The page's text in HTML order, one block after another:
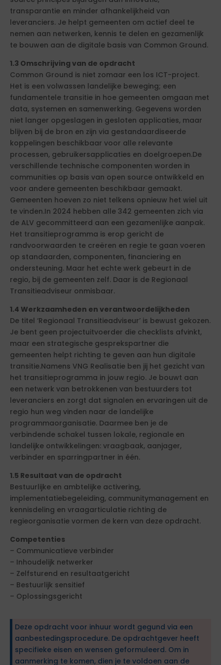
transparantie en minder afhankelijkheid van
leveranciers. Je helpt gemeenten om actief deel te
nemen aan netwerken, kennis te delen en gezamenlijk
te bouwen aan de digitale basis van Common Ground.
1.3 Omschrijving van de opdracht
Common Ground is niet zomaar een los ICT-project.
Het is een volwassen landelijke beweging; een
fundamentele transitie in hoe gemeenten omgaan met
data, systemen en samenwerking. Gegevens worden
niet langer opgeslagen in gesloten applicaties, maar
blijven bij de bron en zijn via gestandaardiseerde
koppelingen beschikbaar voor alle relevante
processen, gebruikersapplicaties en doelgroepen.De
verschillende technische componenten worden in
communities op basis van open source ontwikkeld en
voor andere gemeenten beschikbaar gemaakt.
Gemeenten hoeven zo niet telkens opnieuw het wiel uit
te vinden.In 2024 hebben alle 342 gemeenten zich via
de ALV gecommitteerd aan een gezamenlijke aanpak.
Het transitieprogramma is erop gericht de
randvoorwaarden te creëren en regie te gaan voeren
op standaarden, componenten, financiering en
ondersteuning. Maar het echte werk gebeurt in de
regio, bij de gemeenten zelf. Daar is de Regionaal
Transitieadviseur onmisbaar.
1.4 Werkzaamheden en verantwoordelijkheden
De titel ‘Regionaal Transitieadviseur’ is bewust gekozen.
Je bent geen projectuitvoerder die checklists afvinkt,
maar een strategische gesprekspartner die
gemeenten helpt richting te geven aan hun digitale
transitie.Namens VNG Realisatie ben jij het gezicht van
het transitieprogramma in jouw regio. Je bouwt aan
een netwerk van betrokkenen van bestuurders tot
leveranciers en zorgt dat signalen en ervaringen uit de
regio hun weg vinden naar de landelijke
programmaorganisatie. Daarmee ben je de
verbindende schakel tussen lokale, regionale en
landelijke ontwikkelingen: vraagbaak, aanjager,
verbinder en sparringpartner in één.
1.5 Resultaat van de opdracht
Bestuurlijke en ambtelijke activering,
implementatiebegeleiding, communitymanagement en
kennisdeling en vraagarticulatie richting de
regieorganisatie vormen de kern van deze opdracht.
Competenties
– Communicatieve verbinder
– Inhoudelijk netwerker
– Zelfsturend en resultaatgericht
– Bestuurlijk sensitief
– Oplossingsgericht
Deze opdracht voor inhuur wordt gegund via een
aanbestedingsprocedure. De opdrachtgever heeft
specifieke eisen en wensen geformuleerd. Om in
aanmerking te komen, dien je te voldoen aan de